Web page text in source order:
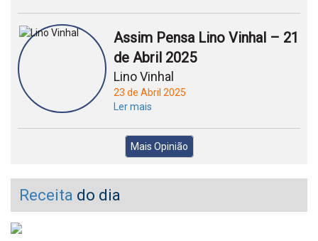
Assim Pensa Lino Vinhal – 21
de Abril 2025
Lino Vinhal
23 de Abril 2025
Ler mais
Mais Opinião
Receita do dia